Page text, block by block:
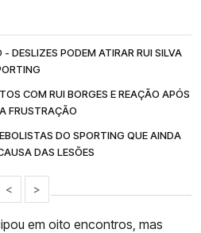
- DESLIZES PODEM ATIRAR RUI SILVA
COM RUI BORGES E REAÇÃO APÓS
FRUSTRAÇÃO
DO SPORTING QUE AINDA
DAS LESÕES
< >
em oito encontros, mas